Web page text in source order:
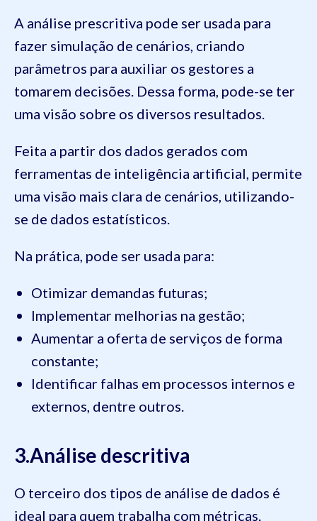
A análise prescritiva pode ser usada para
fazer simulação de cenários, criando
parâmetros para auxiliar os gestores a
tomarem decisões. Dessa forma, pode-se ter
uma visão sobre os diversos resultados.
Feita a partir dos dados gerados com
ferramentas de inteligência artificial, permite
uma visão mais clara de cenários, utilizando-
se de dados estatísticos.
Na prática, pode ser usada para:
Otimizar demandas futuras;
Implementar melhorias na gestão;
Aumentar a oferta de serviços de forma
constante;
Identificar falhas em processos internos e
externos, dentre outros.
3.Análise descritiva
O terceiro dos tipos de análise de dados é
ideal para quem trabalha com métricas.